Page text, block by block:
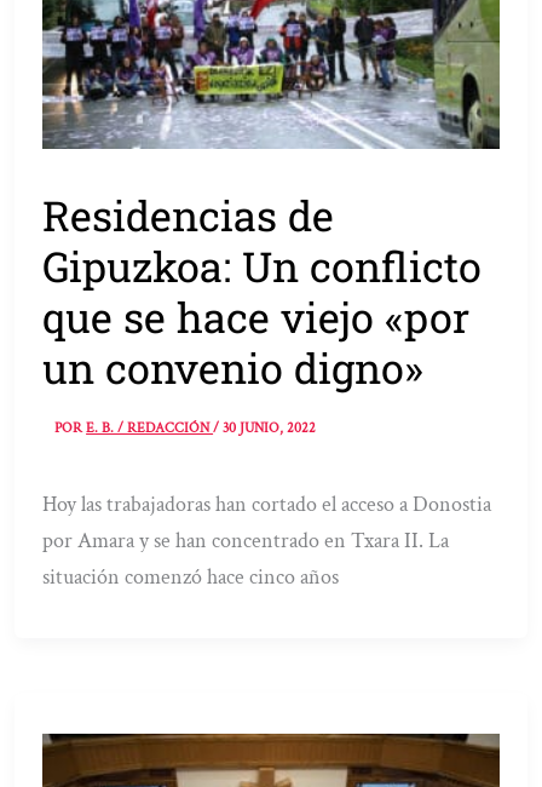
Residencias de
Gipuzkoa: Un conflicto
que se hace viejo «por
un convenio digno»
PORE. B. / REDACCIÓN/30 JUNIO, 2022
Hoy las trabajadoras han cortado el acceso a Donostia
por Amara y se han concentrado en Txara II. La
situación comenzó hace cinco años